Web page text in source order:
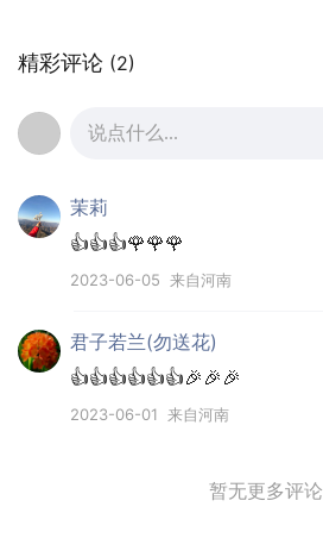
精彩评论 (2)
说点什么...
茉莉
👍👍👍🌹🌹🌹
2023-06-05 来自河南
君子若兰(勿送花)
👍👍👍👍👍👍🎉🎉🎉
2023-06-01 来自河南
暂无更多评论